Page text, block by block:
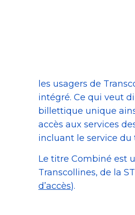
les usagers de
intégré. Ce qui veut
billettique unique
accès aux services
incluant le service du
Le titre Combiné est
Transcollines, de la
d’accès).